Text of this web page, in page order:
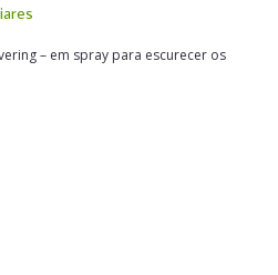
– em spray para escurecer os